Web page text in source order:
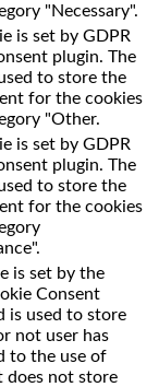
"Necessary".
is set by GDPR
plugin. The
to store the
for the cookies
"Other.
is set by GDPR
plugin. The
to store the
for the cookies
is set by the
Consent
is used to store
not user has
to the use of
does not store